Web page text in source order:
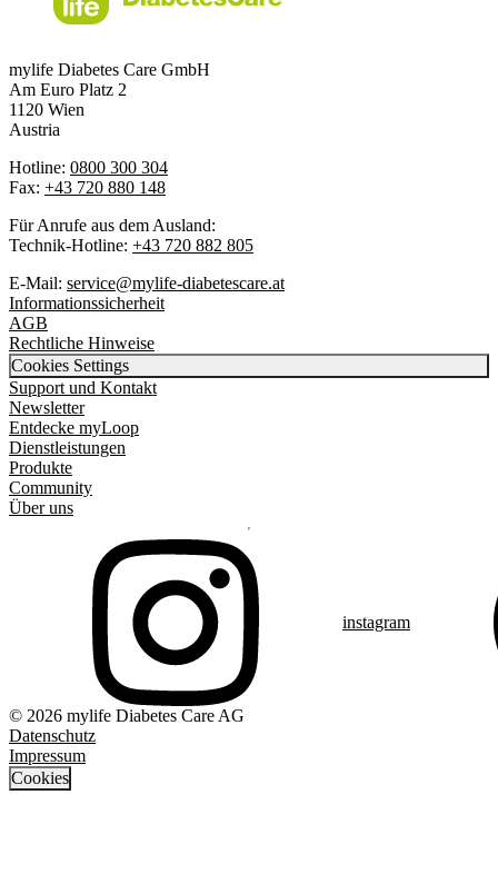
mylife Diabetes Care GmbH
Am Euro Platz 2
1120 Wien
Austria
Hotline: 0800 300 304
Fax: +43 720 880 148
Für Anrufe aus dem Ausland:
Technik-Hotline: +43 720 882 805
E-Mail: service@mylife-diabetescare.at
Informationssicherheit
AGB
Rechtliche Hinweise
Cookies Settings
Support und Kontakt
Newsletter
Entdecke myLoop
Dienstleistungen
Produkte
Community
Über uns
instagram
© 2026 mylife Diabetes Care AG
Datenschutz
Impressum
Cookies